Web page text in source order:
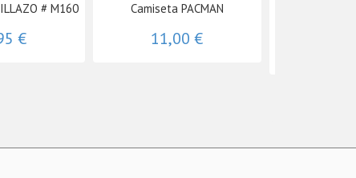
# M160
€
Camiseta PACMAN
11,00 €